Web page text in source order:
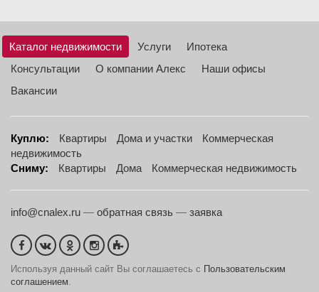
Каталог недвижимости Услуги
Ипотека
Консультации
О компании Алекс
Наши офисы
Вакансии
Куплю: Квартиры Дома и участки
Коммерческая
недвижимость
Сниму:
Квартиры Дома Коммерческая недвижимость
info@cnalex.ru — обратная связь — заявка
Используя данный сайт Вы соглашаетесь с Пользовательским
соглашением.